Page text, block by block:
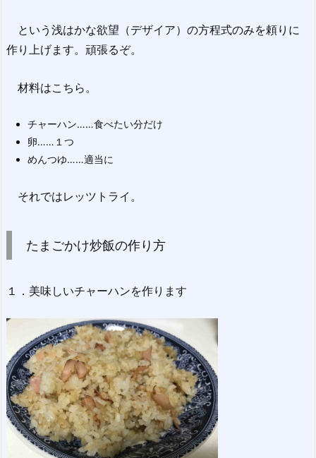
という浅はかな欲望（デザイア）の方程式のみを頼りに
作り上げます。頑張るぞ。
材料はこちら。
チャーハン……食べたい分だけ
卵……１つ
めんつゆ……適当に
それではレッツトライ。
たまごかけ炒飯の作り方
１．美味しいチャーハンを作ります